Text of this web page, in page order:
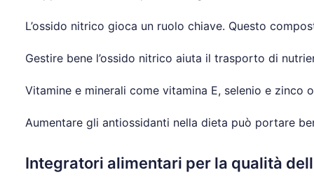
L’ossido nitrico gioca un ruolo chiave. Questo
Gestire bene l’ossido nitrico aiuta il trasporto di
Vitamine e minerali come vitamina E, selenio e
Aumentare gli antiossidanti nella dieta può portare
Integratori alimentari per la qualità